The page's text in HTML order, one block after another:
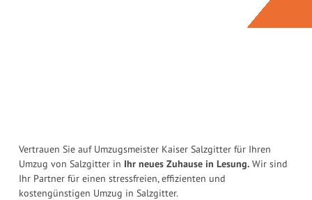
Vertrauen Sie auf Umzugsmeister Kaiser Salzgitter für Ihren
Umzug von Salzgitter in Ihr neues Zuhause in Lesung. Wir sind
Ihr Partner für einen stressfreien, effizienten und
kostengünstigen Umzug in Salzgitter.